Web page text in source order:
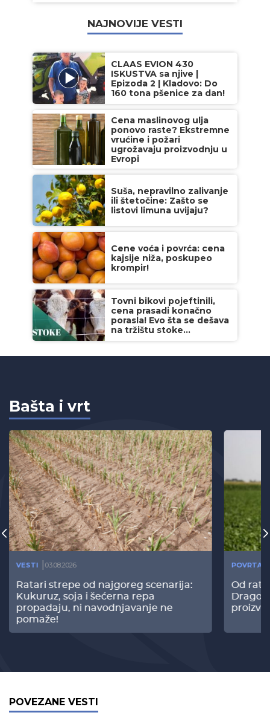
NAJNOVIJE VESTI
CLAAS EVION 430
ISKUSTVA sa njive |
Epizoda 2 | Kladovo: Do
160 tona pšenice za dan!
Cena maslinovog ulja
ponovo raste? Ekstremne
vrućine i požari
ugrožavaju proizvodnju u
Evropi
Suša, nepravilno zalivanje
ili štetočine: Zašto se
listovi limuna uvijaju?
Cene voća i povrća: cena
kajsije niža, poskupeo
krompir!
Tovni bikovi pojeftinili,
cena prasadi konačno
porasla! Evo šta se dešava
na tržištu stoke...
Bašta i vrt
VESTI 03.08.2026
Ratari strepe od najgoreg scenarija:
Kukuruz, soja i šećerna repa
propadaju, ni navodnjavanje ne
pomaže!
Od
POVEZANE VESTI